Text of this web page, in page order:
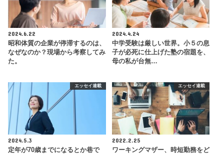
2024.6.22
昭和体質の企業が停滞するのは、
なぜなのか？現場から考察してみ
た。
2024.4.24
中学受験は厳しい世界。小５の息
子が必死に仕上げた塾の宿題を、
母の私が台無…
エッセイ連載
2024.5.3
定年が70歳までになるとか巷で
エッセイ連載
2022.2.25
ワーキングマザー、時短勤務をど